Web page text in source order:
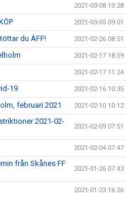
2021-03-08 10:28
2021-03-05 09:01
du ÄFF! 2021-02-26 08:51
2021-02-17 18:59
2021-02-17 11:24
19 2021-02-16 10:35
februari 2021 2021-02-10 10:12
2021-02-
2021-02-09 07:51
2021-02-04 07:47
från Skånes FF
2021-01-26 07:43
2021-01-23 16:26